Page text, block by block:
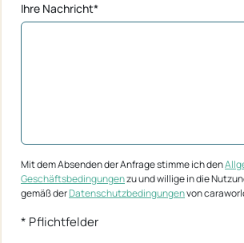
Ihre Nachricht*
Mit dem Absenden der Anfrage stimme ich den
Geschäftsbedingungenzu und willige in die
gemäß derDatenschutzbedingungenvon
* Pflichtfelder